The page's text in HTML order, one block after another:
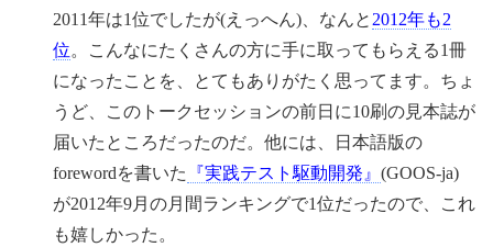
2011年は1位でしたが(えっへん)、なんと 2012年も2
位。こんなにたくさんの方に手に取ってもらえる1冊
になったことを、とてもありがたく思ってます。ちょ
うど、このトークセッションの前日に10刷の見本誌が
届いたところだったのだ。他には、日本語版の
forewordを書いた
『実践テスト駆動開発』 (GOOS-ja)
が2012年9月の月間ランキングで1位だったので、これ
も嬉しかった。